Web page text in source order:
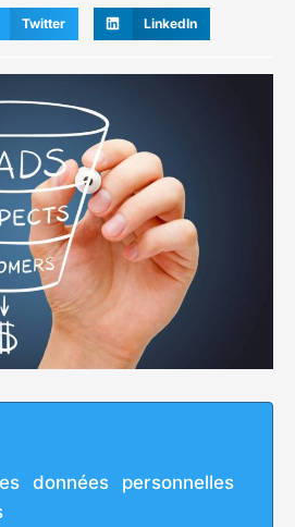
Twitter LinkedIn
données personnelles